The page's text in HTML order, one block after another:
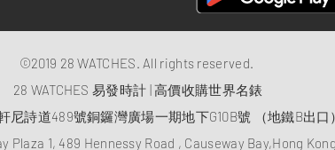
©2019 28 WATCHES. All rights reserved.
28 WATCHES 易發時計 | 高價收購世界名錶
尼詩道489號銅鑼灣廣場一期地下G10B號 （地鐵B出口）
Plaza 1, 489 Hennessy Road , Causeway Bay,Hong Kong